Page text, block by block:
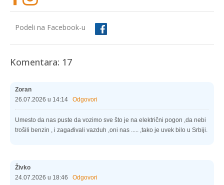
Podeli na Facebook-u
Komentara: 17
Zoran
26.07.2026 u 14:14 Odgovori
Umesto da nas puste da vozimo sve što je na električni pogon ,da nebi
trošili benzin , i zagađivali vazduh ,oni nas ..... ,tako je uvek bilo u Srbiji.
Živko
24.07.2026 u 18:46 Odgovori